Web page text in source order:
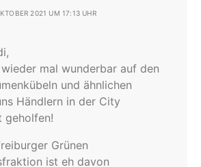
2021 UM 17:13 UHR
mal wunderbar auf den
und ähnlichen
Händlern in der City
geholfen!
Grünen
ist eh davon